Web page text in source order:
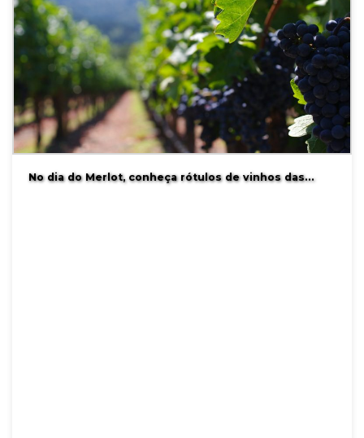
No dia do Merlot, conheça rótulos de vinhos das…